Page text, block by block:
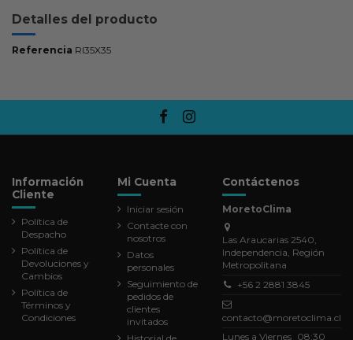
Detalles del producto
Referencia RI35X35
Información
Cliente
Política de
Despacho
Política de
Devoluciones y
Cambios
Política de
Términos y
Condiciones
Mi Cuenta
Iniciar sesión
Contacte con
nosotros
Datos
personales
Seguimiento de
pedidos de
clientes
invitados
Contáctenos
MoretoClima
Las Araucarias 2540,
Independencia, Región
Metropolitana
+56 2 2881 3845
contacto@moretoclima.cl
Lunes a Viernes 08:30